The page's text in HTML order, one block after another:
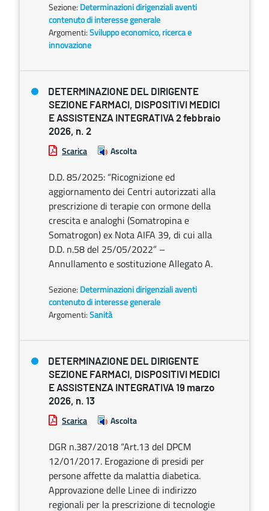
Sezione: Determinazioni dirigenziali aventi
contenuto di interesse generale
Argomenti:Sviluppo economico, ricerca e
innovazione
DETERMINAZIONE DEL DIRIGENTE
SEZIONE FARMACI, DISPOSITIVI MEDICI
E ASSISTENZA INTEGRATIVA 2 febbraio
2026, n. 2
Scarica Ascolta
D.D. 85/2025: “Ricognizione ed
aggiornamento dei Centri autorizzati alla
prescrizione di terapie con ormone della
crescita e analoghi (Somatropina e
Somatrogon) ex Nota AIFA 39, di cui alla
D.D. n.58 del 25/05/2022” –
Annullamento e sostituzione Allegato A.
Sezione: Determinazioni dirigenziali aventi
contenuto di interesse generale
Argomenti:Sanità
DETERMINAZIONE DEL DIRIGENTE
SEZIONE FARMACI, DISPOSITIVI MEDICI
E ASSISTENZA INTEGRATIVA 19 marzo
2026, n. 13
Scarica Ascolta
DGR n.387/2018 “Art.13 del DPCM
12/01/2017. Erogazione di presidi per
persone affette da malattia diabetica.
Approvazione delle Linee di indirizzo
regionali per la prescrizione di tecnologie